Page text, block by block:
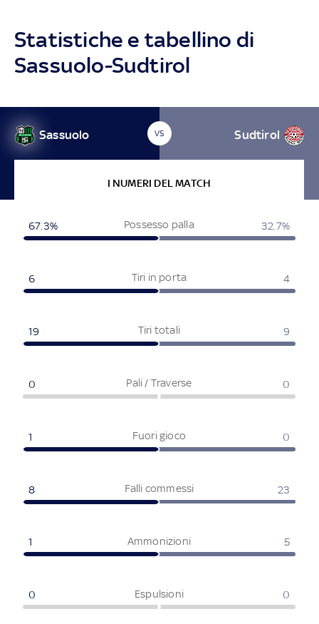
Statistiche e tabellino di
Sassuolo-Sudtirol
Sassuolo VS Sudtirol
I NUMERI DEL MATCH
Possesso palla
67.3% 32.7%
Tiri in porta
6 4
Tiri totali
19 9
Pali / Traverse
0 0
Fuori gioco
1 0
Falli commessi
8 23
Ammonizioni
1 5
Espulsioni
0 0